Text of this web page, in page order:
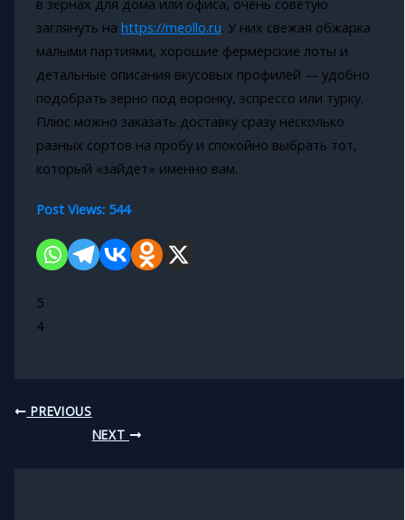
в зернах для дома или офиса, очень советую
заглянуть на https://meollo.ru. У них свежая обжарка
малыми партиями, хорошие фермерские лоты и
детальные описания вкусовых профилей — удобно
подобрать зерно под воронку, эспрессо или турку.
Плюс можно заказать доставку сразу несколько
разных сортов на пробу и спокойно выбрать тот,
который «зайдет» именно вам.
Post Views: 544
5
4
PREVIOUS
NEXT